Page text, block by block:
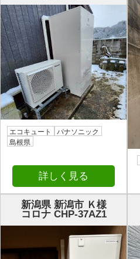
エコキュート
パナソニック
島根県
詳しく見る
新潟県 新潟市 Ｋ様
コロナ CHP-37AZ1